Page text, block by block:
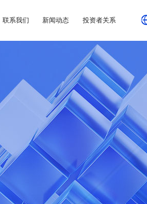
联系我们 新闻动态 投资者关系